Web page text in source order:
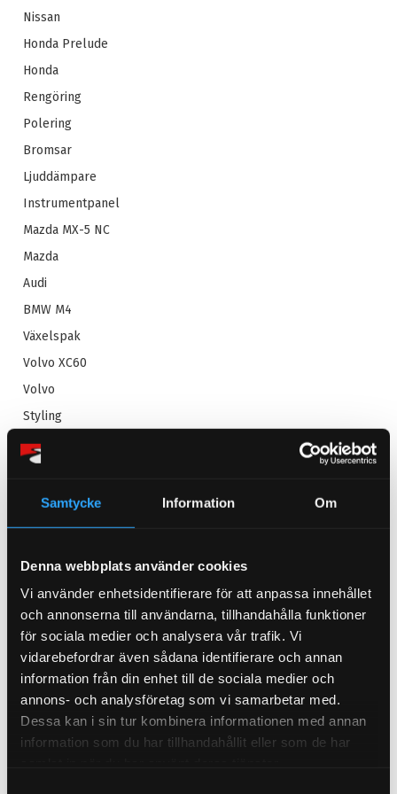
Samtycke Information Om
Denna webbplats använder cookies
Vi använder enhetsidentifierare för att anpassa innehållet
och annonserna till användarna, tillhandahålla funktioner
för sociala medier och analysera vår trafik. Vi
vidarebefordrar även sådana identifierare och annan
information från din enhet till de sociala medier och
annons- och analysföretag som vi samarbetar med.
Dessa kan i sin tur kombinera informationen med annan
information som du har tillhandahållit eller som de har
Nissan
Honda Prelude
Honda
Rengöring
Polering
Bromsar
Ljuddämpare
Instrumentpanel
Mazda MX-5 NC
Mazda
Audi
BMW M4
Växelspak
Volvo XC60
Volvo
Styling
Interiör
Bromsbelägg
Lädersäten
BMW E92
Dumpventiler
Väghållning
Gummimattor
BMW F11
Bromsoksfärg